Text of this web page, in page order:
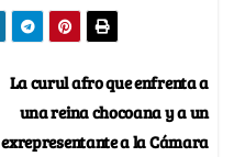
La curul afro que enfrenta a
una reina chocoana y a un
exrepresentante a la Cámara